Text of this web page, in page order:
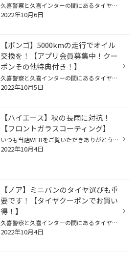
久喜警察と久喜インターの間にあるタイヤ館久喜です。 いつも当店WEBをご覧いただきありがとうございます！ ーーーーーーーーーーーーーーーーーーーーーーーーーーーーーーーーーーーーーーーーーー ページ下のリンクをチェック！ ーーーーーーーーーーーーーーーーーーーーーーーーーーーーーーー...
2022年10月6日
【ボンゴ】5000kmの走行でオイル
交換を！【アプリ会員募集中！クー
ポンその他特典付き！】
久喜警察と久喜インターの間にあるタイヤ館久喜店です！ いつも当店WEBをご覧いただきありがとうございます！ ーーーーーーーーーーーーーーーーーーーーーーーーーーーーーーーーーーーーーーーーーー 詳しくはページ下のリンクをチェック！ ーーーーーーーーーーーーーーーーーーーーーーーーーー...
2022年10月5日
【ハイエース】秋の長雨に対抗！
【フロントガラスコーティング】
いつも当店WEBをご覧いただきありがとうございます！ 久喜警察と久喜インターの間にあるタイヤ館久喜店です！ ーーーーーーーーーーーーーーーーーーーーーーーーーーーーーーーーーーーーーーーーーー 詳しくはページ下のリンクをチェック！ ーーーーーーーーーーーーーーーーーーーーーーーーーー...
2022年10月4日
【ノア】ミニバンのタイヤ選びも重
要です！【タイヤクーポンでお買い
得！】
久喜警察と久喜インターの間にあるタイヤ館久喜です。 いつも当店WEBをご覧いただきありがとうございます！ ーーーーーーーーーーーーーーーーーーーーーーーーーーーーーーーーーーーーーーーーーー ページ下のリンクをチェック！ ーーーーーーーーーーーーーーーーーーーーーーーーーーーーーーー...
2022年10月4日